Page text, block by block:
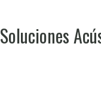
Soluciones